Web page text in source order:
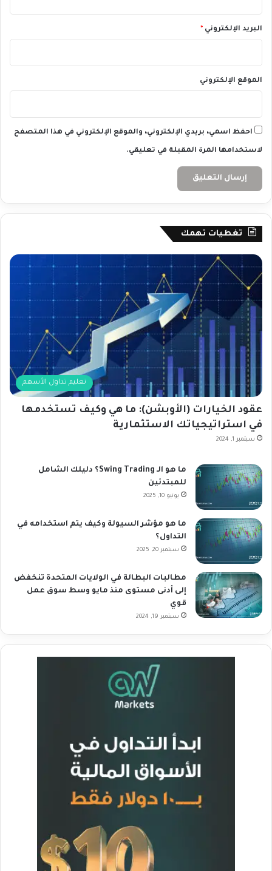
ف
ي
ا
ت
ض
خ
البريد الإلكتروني *
الموقع الإلكتروني
احفظ اسمي، بريدي الإلكتروني، والموقع الإلكتروني في هذا المتصفح
لاستخدامها المرة المقبلة في تعليقي.
تغطيات تهمك
تعليم تداول الأسهم
عقود الخيارات (الأوبشن): ما هي وكيف تستخدمها
في استراتيجياتك الاستثمارية
سبتمبر 1, 2024
ما هو الـ Swing Trading؟ دليلك الشامل
للمبتدئين
يونيو 10, 2025
ما هو مؤشر السيولة وكيف يتم استخدامه في
التداول؟
سبتمبر 20, 2025
مطالبات البطالة في الولايات المتحدة تنخفض
إلى أدنى مستوى منذ مايو وسط سوق عمل
قوي
سبتمبر 19, 2024